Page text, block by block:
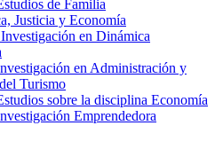
de Familia
Justicia y Economía
en Dinámica
en Administración y
Turismo
sobre la disciplina Economía
Emprendedora